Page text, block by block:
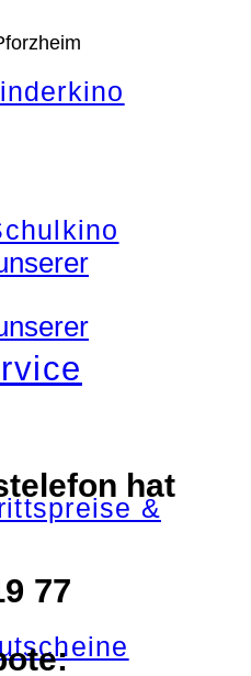
&
hat
77